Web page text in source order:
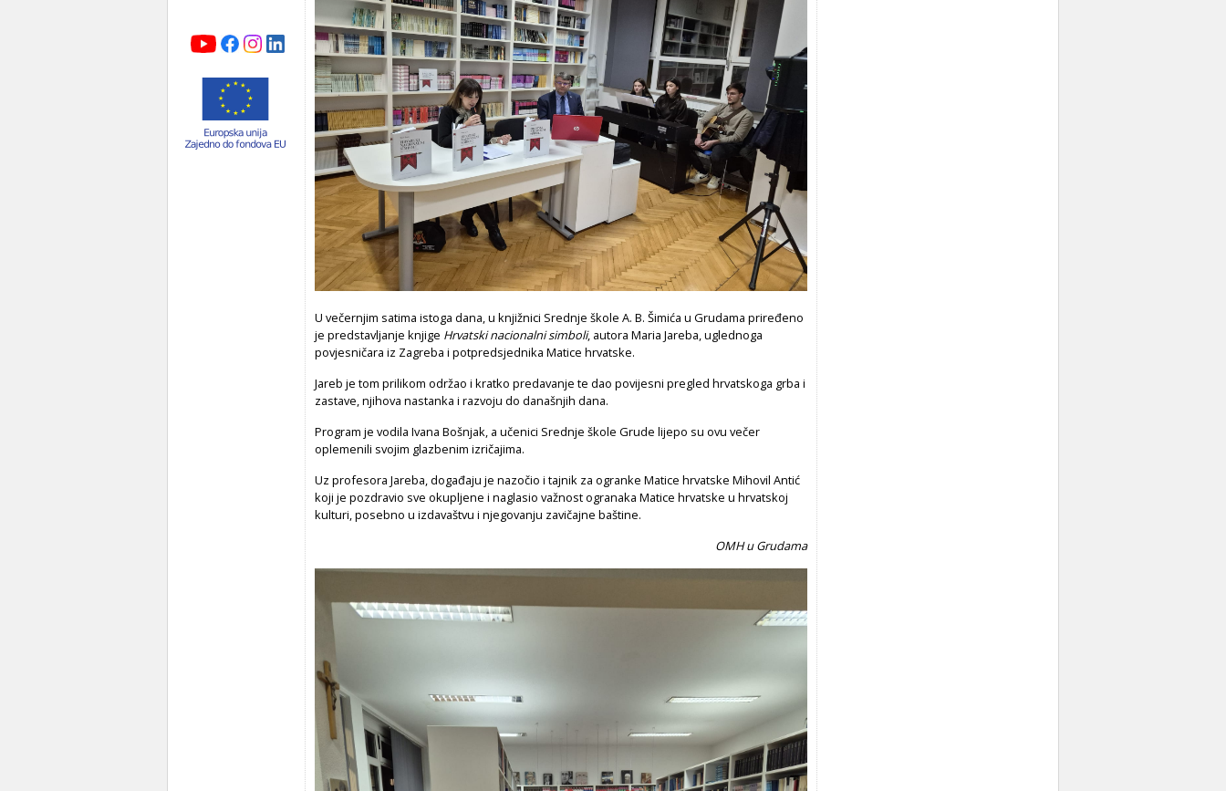
U večernjim satima istoga dana, u knjižnici Srednje škole A. B. Šimića u Grudama priređeno
je predstavljanje knjige Hrvatski nacionalni simboli, autora Maria Jareba, uglednoga
povjesničara iz Zagreba i potpredsjednika Matice hrvatske.
Jareb je tom prilikom održao i kratko predavanje te dao povijesni pregled hrvatskoga grba i
zastave, njihova nastanka i razvoju do današnjih dana.
Program je vodila Ivana Bošnjak, a učenici Srednje škole Grude lijepo su ovu večer
oplemenili svojim glazbenim izričajima.
Uz profesora Jareba, događaju je nazočio i tajnik za ogranke Matice hrvatske Mihovil Antić
koji je pozdravio sve okupljene i naglasio važnost ogranaka Matice hrvatske u hrvatskoj
kulturi, posebno u izdavaštvu i njegovanju zavičajne baštine.
OMH u Grudama